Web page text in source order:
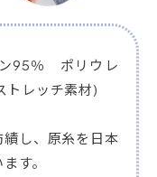
95％ ポリウレ
トレッチ素材)
績し、原糸を日本
す。